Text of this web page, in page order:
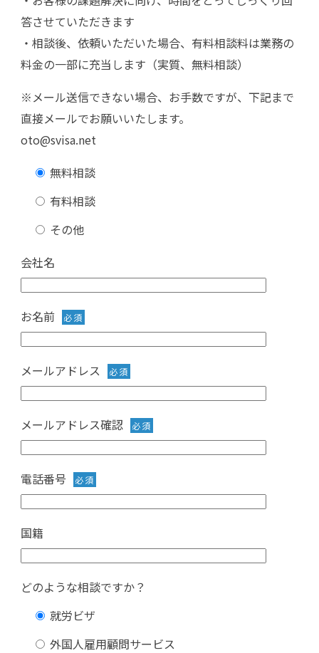
答させていただきます
・相談後、依頼いただいた場合、有料相談料は業務の
料金の一部に充当します（実質、無料相談）
※メール送信できない場合、お手数ですが、下記まで
直接メールでお願いいたします。
oto@svisa.net
無料相談
有料相談
その他
会社名
お名前 必須
メールアドレス 必須
メールアドレス確認 必須
電話番号 必須
国籍
どのような相談ですか？
就労ビザ
外国人雇用顧問サービス